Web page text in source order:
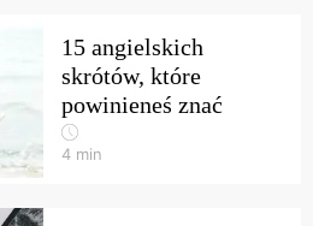
15 angielskich
skrótów, które
powinieneś znać
4 min